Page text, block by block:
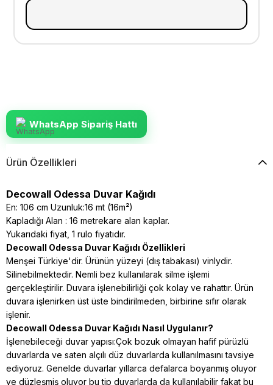
WhatsApp Sipariş Hattı
Ürün Özellikleri
Decowall Odessa Duvar Kağıdı
En: 106 cm Uzunluk:16 mt (16m²)
Kapladığı Alan : 16 metrekare alan kaplar.
Yukarıdaki fiyat, 1 rulo fiyatıdır.
Decowall Odessa Duvar Kağıdı Özellikleri
Menşei Türkiye'dir. Ürünün yüzeyi (dış tabakası) vinlydir.
Silinebilmektedir. Nemli bez kullanılarak silme işlemi
gerçekleştirilir. Duvara işlenebilirliği çok kolay ve rahattır. Ürün
duvara işlenirken üst üste bindirilmeden, birbirine sıfır olarak
işlenir.
Decowall Odessa Duvar Kağıdı Nasıl Uygulanır?
İşlenebileceği duvar yapısı:Çok bozuk olmayan hafif pürüzlü
duvarlarda ve saten alçılı düz duvarlarda kullanılmasını tavsiye
ediyoruz. Genelde duvarlar yıllarca defalarca boyanmış oluyor
ve düzleşmiş oluyor bu tip duvarlarda da kullanılabilir fakat bu